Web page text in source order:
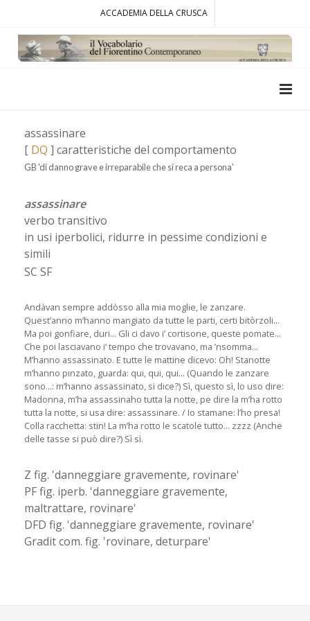
ACCADEMIA DELLA CRUSCA
assassinare
[ DQ ] caratteristiche del comportamento
GB 'di danno grave e irreparabile che si reca a persona'
assassinare
verbo transitivo
in usi iperbolici, ridurre in pessime condizioni e
simili
SC SF
Andàvan sempre addòsso alla mia moglie, le zanzare.
Quest’anno m’hanno mangiato da tutte le parti, certi bitòrzoli...
Ma poi gonfiare, duri... Gli ci davo i’ cortisone, queste pomate...
Che poi lasciavano i’ tempo che trovavano, ma ’nsomma...
M’hanno assassinato. E tutte le mattine dicevo: Oh! Stanotte
m’hanno pinzato, guarda: qui, qui, qui... (Quando le zanzare
sono...: m’hanno assassinato, si dice?) Sì, questo sì, lo uso dire:
Madonna, m’ha assassinaho tutta la notte, pe dire la m’ha rotto
tutta la notte, si usa dire: assassinare. / Io stamane: l’ho presa!
Colla racchetta: stin! La m’ha rotto le scatole tutto... zzzz (Anche
delle tasse si può dire?) Sì sì.
Z fig. 'danneggiare gravemente, rovinare'
PF fig. iperb. 'danneggiare gravemente,
maltrattare, rovinare'
DFD fig. 'danneggiare gravemente, rovinare'
Gradit com. fig. 'rovinare, deturpare'